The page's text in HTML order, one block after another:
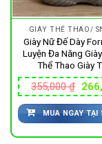
GIÀY THỂ THAO/
Giày Nữ Đế Dày
Luyện Đa Năng
Thể Thao Giày
355,000₫ Giá
gốc
là:
MUA NGAY TẠI
₫.